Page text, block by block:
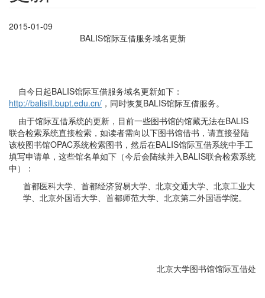
2015-01-09
BALIS馆际互借服务域名更新
自今日起BALIS馆际互借服务域名更新如下：
http://balisill.bupt.edu.cn/ ，同时恢复BALIS馆际互借服务。
由于馆际互借系统的更新，目前一些图书馆的馆藏无法在BALIS
联合检索系统直接检索，如读者需向以下图书馆借书，请直接登陆
该校图书馆OPAC系统检索图书，然后在BALIS馆际互借系统中手工
填写申请单，这些馆名单如下（今后会陆续并入BALIS联合检索系统
中）：
首都医科大学、首都经济贸易大学、北京交通大学、北京工业大
学、北京外国语大学、首都师范大学、北京第二外国语学院。
北京大学图书馆馆际互借处